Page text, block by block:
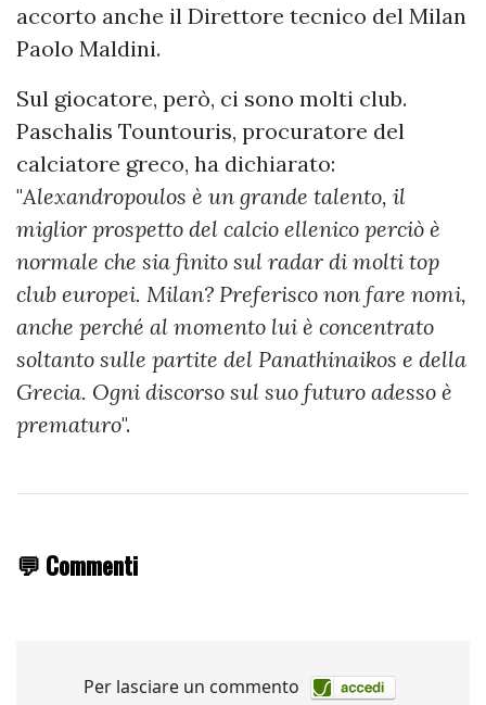
accorto anche il Direttore tecnico del Milan
Paolo Maldini.
Sul giocatore, però, ci sono molti club.
Paschalis Tountouris, procuratore del
calciatore greco, ha dichiarato:
"Alexandropoulos è un grande talento, il
miglior prospetto del calcio ellenico perciò è
normale che sia finito sul radar di molti top
club europei. Milan? Preferisco non fare nomi,
anche perché al momento lui è concentrato
soltanto sulle partite del Panathinaikos e della
Grecia. Ogni discorso sul suo futuro adesso è
prematuro".
💬 Commenti